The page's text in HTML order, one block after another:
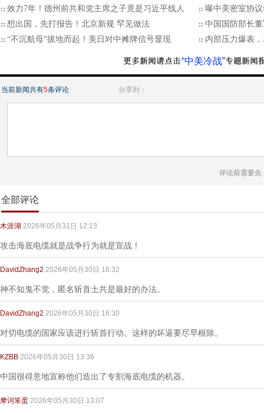
效力7年！德州前共和党主席之子竟是习近平线人
曝中美密室协
想出国，先打报告！北京新规 罕见做法
中国国防部长
“不沉航母”拔地而起！美日对中摊牌信号显现
内部压力爆表
“中美冷战”
当前新闻共有5条评论 分享到：
评论前需要先
全部评论
木涯湖 2026年05月31日 12:13
攻击海底电缆就是战争行为就是宣战！
DavidZhang2 2026年05月30日 16:32
神不知鬼不觉，匿名斩首土共是最好的办法。
DavidZhang2 2026年05月30日 16:30
对切电缆的国家应该进行斩首行动。这样的坏逼要尽早根除。
KZBB 2026年05月30日 13:36
中国很得意地宣称他们造出了专割海底电缆的机器。
摩诃笨蛋 2026年05月30日 13:07